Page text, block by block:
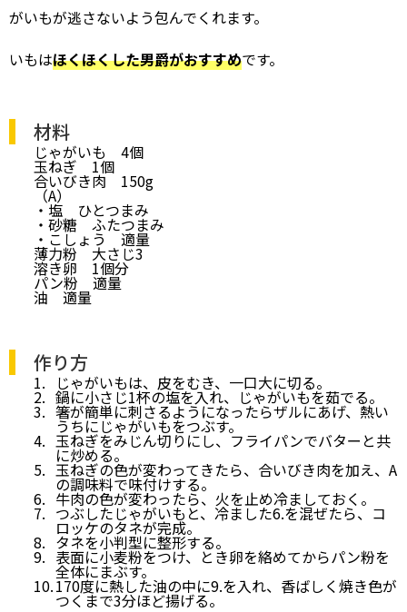
がいもが逃さないよう包んでくれます。
いもはほくほくした男爵がおすすめです。
材料
じゃがいも 4個
玉ねぎ 1個
合いびき肉 150g
（A）
・塩 ひとつまみ
・砂糖 ふたつまみ
・こしょう 適量
薄力粉 大さじ3
溶き卵 1個分
パン粉 適量
油 適量
作り方
じゃがいもは、皮をむき、一口大に切る。
鍋に小さじ1杯の塩を入れ、じゃがいもを茹でる。
箸が簡単に刺さるようになったらザルにあげ、熱い
うちにじゃがいもをつぶす。
玉ねぎをみじん切りにし、フライパンでバターと共
に炒める。
玉ねぎの色が変わってきたら、合いびき肉を加え、A
の調味料で味付けする。
牛肉の色が変わったら、火を止め冷ましておく。
つぶしたじゃがいもと、冷ました6.を混ぜたら、コ
ロッケのタネが完成。
タネを小判型に整形する。
表面に小麦粉をつけ、とき卵を絡めてからパン粉を
全体にまぶす。
170度に熱した油の中に9.を入れ、香ばしく焼き色が
つくまで3分ほど揚げる。